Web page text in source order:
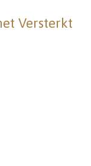
Versterkt